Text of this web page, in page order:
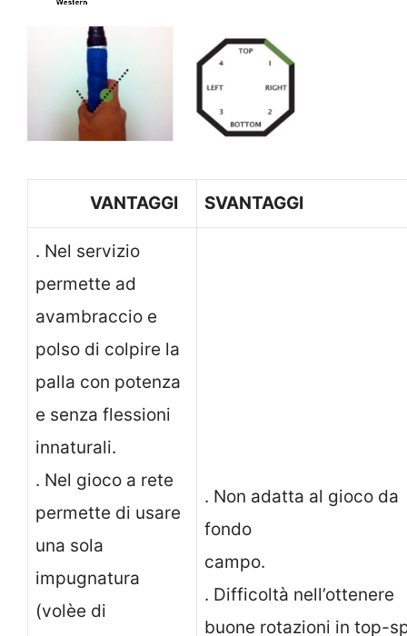
VANTAGGI SVANTAGGI
. Nel servizio
permette ad
avambraccio e
polso di colpire la
palla con potenza
e senza flessioni
innaturali.
. Nel gioco a rete
permette di usare
una sola
impugnatura
(volèe di
. Non adatta al gioco da
fondo
. Difficoltà nell’ottenere
buone rotazioni in top-